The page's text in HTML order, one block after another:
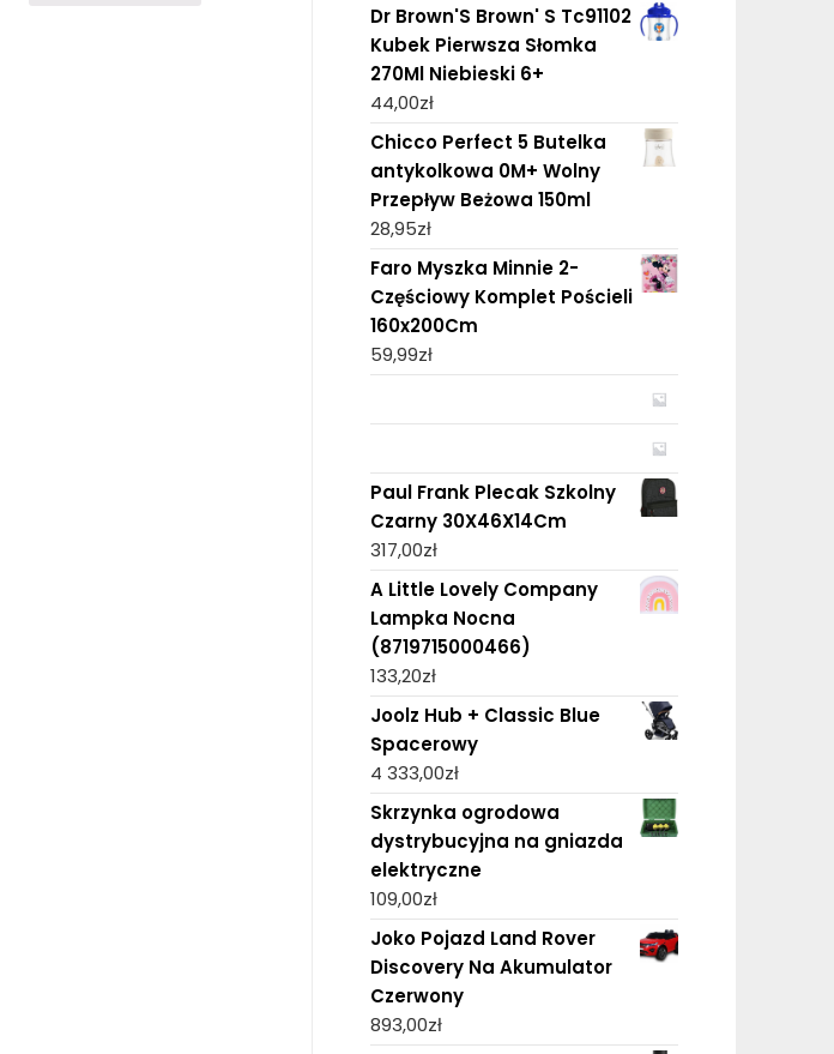
Dr Brown'S Brown' S Tc91102
Kubek Pierwsza Słomka
270Ml Niebieski 6+
44,00zł
Chicco Perfect 5 Butelka
antykolkowa 0M+ Wolny
Przepływ Beżowa 150ml
28,95zł
Faro Myszka Minnie 2-
Częściowy Komplet Pościeli
160x200Cm
59,99zł
Paul Frank Plecak Szkolny
Czarny 30X46X14Cm
317,00zł
A Little Lovely Company
Lampka Nocna
(8719715000466)
133,20zł
Joolz Hub + Classic Blue
Spacerowy
4 333,00zł
Skrzynka ogrodowa
dystrybucyjna na gniazda
elektryczne
109,00zł
Joko Pojazd Land Rover
Discovery Na Akumulator
Czerwony
893,00zł